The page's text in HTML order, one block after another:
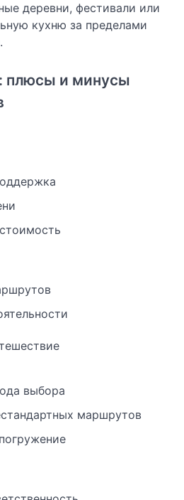
деревни, фестивали или
кухню за пределами
плюсы и минусы
выбора
маршрутов